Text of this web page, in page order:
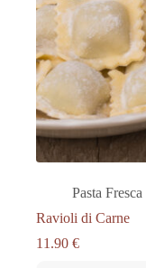
Pasta
Ravioli di Carne
11.90 €